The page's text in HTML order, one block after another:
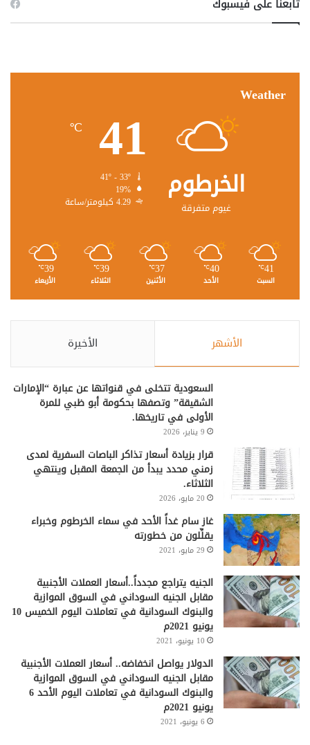
تابعنا على فيسبوك
Weather
الخرطوم
غيوم متفرقة
41
℃
19%
4.29 كيلومتر/ساعة
41
℃
السبت
40
℃
الأحد
37
℃
الأثنين
39
℃
الثلاثاء
39
℃
الأربعاء
الأشهر الأخيرة
السعودية تتخلى في قنواتها عن عبارة “الإمارات
الشقيقة” وتصفها بحكومة أبو ظبي للمرة
الأولى في تاريخها.
9 يناير، 2026
قرار بزيادة أسعار تذاكر الباصات السفرية لمدى
زمني محدد يبدأ من الجمعة المقبل وينتهي
الثلاثاء.
20 مايو، 2026
غاز سام غداً الأحد في سماء الخرطوم وخبراء
يقلِّلون من خطورته
29 مايو، 2021
الجنيه يتراجع مجدداً..أسعار العملات الأجنبية
مقابل الجنيه السوداني في السوق الموازية
والبنوك السودانية في تعاملات اليوم الخميس 10
يونيو 2021م
10 يونيو، 2021
الدولار يواصل انخفاضه.. أسعار العملات الأجنبية
مقابل الجنيه السوداني في السوق الموازية
والبنوك السودانية في تعاملات اليوم الأحد 6
يونيو 2021م
6 يونيو، 2021